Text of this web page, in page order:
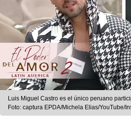
Luis Miguel Castro es el único peruano
Foto: captura EPDA/Michela Elias/YouTube/